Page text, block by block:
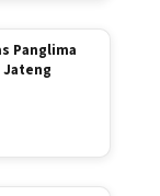
Panglima
Jateng